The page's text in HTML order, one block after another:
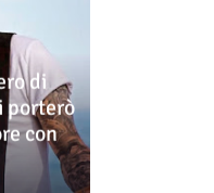
di
porterò
con